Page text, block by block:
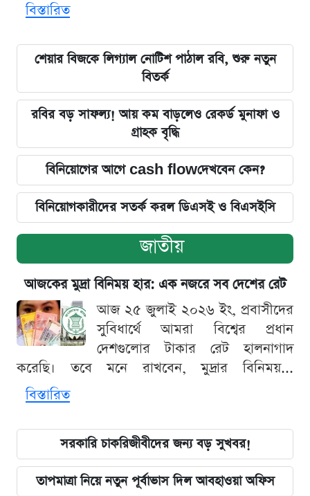
বিস্তারিত
শেয়ার বিজকে লিগ্যাল নোটিশ পাঠাল রবি, শুরু নতুন
বিতর্ক
রবির বড় সাফল্য! আয় কম বাড়লেও রেকর্ড মুনাফা ও
গ্রাহক বৃদ্ধি
বিনিয়োগের আগে cash flowদেখবেন কেন?
বিনিয়োগকারীদের সতর্ক করল ডিএসই ও বিএসইসি
জাতীয়
আজকের মুদ্রা বিনিময় হার: এক নজরে সব দেশের রেট
আজ ২৫ জুলাই ২০২৬ ইং, প্রবাসীদের
সুবিধার্থে আমরা বিশ্বের প্রধান
দেশগুলোর টাকার রেট হালনাগাদ
করেছি। তবে মনে রাখবেন, মুদ্রার বিনিময়...
বিস্তারিত
সরকারি চাকরিজীবীদের জন্য বড় সুখবর!
তাপমাত্রা নিয়ে নতুন পূর্বাভাস দিল আবহাওয়া অফিস